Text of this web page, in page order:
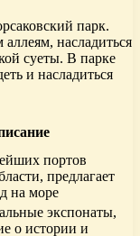
парк.
насладиться
суеты. В парке
и насладиться
портов
предлагает
на море
экспонаты,
о истории и